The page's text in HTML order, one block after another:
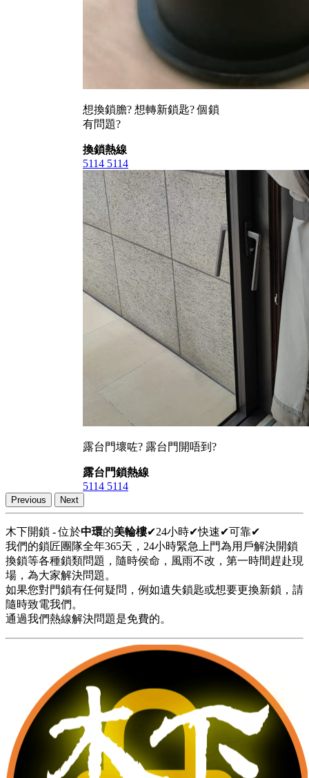
想換鎖膽? 想轉新鎖匙? 個鎖
有問題?
換鎖熱線
5114 5114
露台門壞咗? 露台門開唔到?
露台門鎖熱線
5114 5114
Previous Next
木下開鎖 - 位於中環的美輪樓✔24小時✔快速✔可靠✔
我們的鎖匠團隊全年365天，24小時緊急上門為用戶解決開鎖
換鎖等各種鎖類問題，隨時侯命，風雨不改，第一時間趕赴現
場，為大家解決問題。
如果您對門鎖有任何疑問，例如遺失鎖匙或想要更換新鎖，請
隨時致電我們。
通過我們熱線解決問題是免費的。